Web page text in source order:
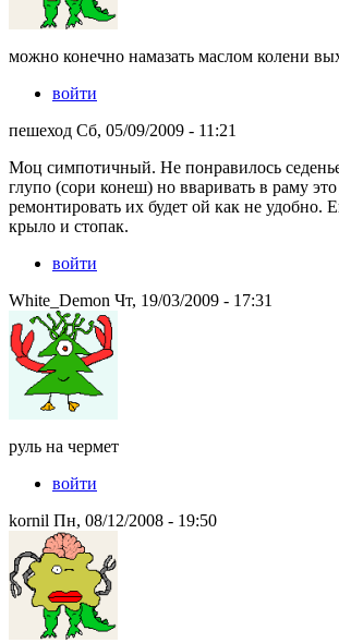
можно конечно намазать маслом колени
войти
пешеход Сб, 05/09/2009 - 11:21
Моц симпотичный. Не понравилось
глупо (сори конеш) но вваривать в раму
ремонтировать их будет ой как не удобно.
крыло и стопак.
войти
White_Demon Чт, 19/03/2009 - 17:31
руль на чермет
войти
kornil Пн, 08/12/2008 - 19:50